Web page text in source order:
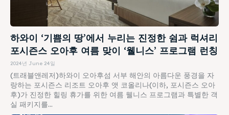
하와이 ‘기쁨의 땅’에서 누리는 진정한 쉼과 럭셔리
포시즌스 오아후 여름 맞이 ‘웰니스’ 프로그램 런칭
2024년 June 24일
(트래블앤레저)하와이 오아후섬 서부 해안의 아름다운 풍경을 자
랑하는 포시즌스 리조트 오아후 앳 코올리나(이하, 포시즌스 오아
후)가 진정한 힐링 휴가를 위한 여름 웰니스 프로그램과 특별한 객
실 패키지를...